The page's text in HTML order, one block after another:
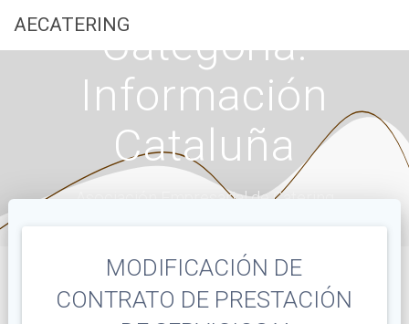
AECATERINGCategoría:
Información
Cataluña
Asociación Empresarial de Catering
MODIFICACIÓN DE
CONTRATO DE PRESTACIÓN